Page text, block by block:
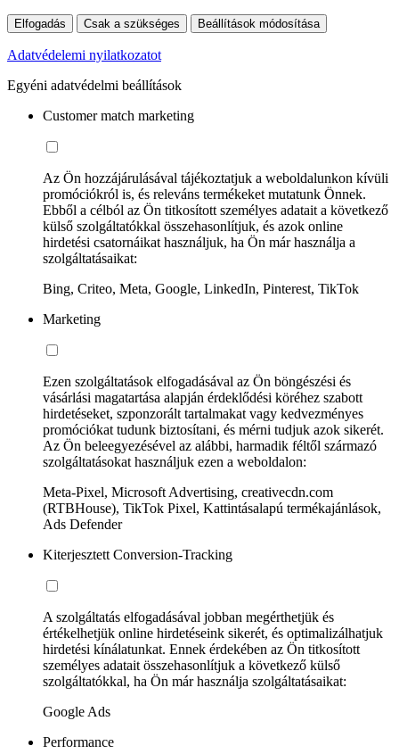
Elfogadás Csak a szükséges Beállítások módosítása
Adatvédelemi nyilatkozatot
Egyéni adatvédelmi beállítások
Customer match marketing
Az Ön hozzájárulásával tájékoztatjuk a weboldalunkon kívüli
promóciókról is, és releváns termékeket mutatunk Önnek.
Ebből a célból az Ön titkosított személyes adatait a következő
külső szolgáltatókkal összehasonlítjuk, és azok online
hirdetési csatornáikat használjuk, ha Ön már használja a
szolgáltatásaikat:
Bing, Criteo, Meta, Google, LinkedIn, Pinterest, TikTok
Marketing
Ezen szolgáltatások elfogadásával az Ön böngészési és
vásárlási magatartása alapján érdeklődési köréhez szabott
hirdetéseket, szponzorált tartalmakat vagy kedvezményes
promóciókat tudunk biztosítani, és mérni tudjuk azok sikerét.
Az Ön beleegyezésével az alábbi, harmadik féltől származó
szolgáltatásokat használjuk ezen a weboldalon:
Meta-Pixel, Microsoft Advertising, creativecdn.com
(RTBHouse), TikTok Pixel, Kattintásalapú termékajánlások,
Ads Defender
Kiterjesztett Conversion-Tracking
A szolgáltatás elfogadásával jobban megérthetjük és
értékelhetjük online hirdetéseink sikerét, és optimalizálhatjuk
hirdetési kínálatunkat. Ennek érdekében az Ön titkosított
személyes adatait összehasonlítjuk a következő külső
szolgáltatókkal, ha Ön már használja szolgáltatásaikat:
Google Ads
Performance